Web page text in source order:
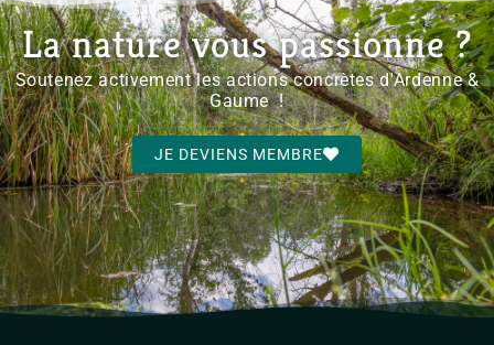
La nature vous passionne ?
Soutenez activement les actions concrètes d'Ardenne &
Gaume !
JE DEVIENS MEMBRE